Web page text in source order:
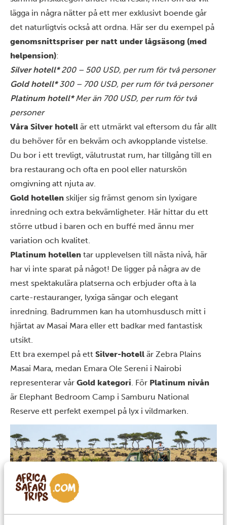
lägga in några nätter på ett mer exklusivt boende går
det naturligtvis också att ordna. Här ser du exempel på
genomsnittspriser per natt under lågsäsong (med
helpension):
Silver hotell* 200 – 500 USD, per rum för två personer
Gold hotell* 300 – 700 USD, per rum för två personer
Platinum hotell* Mer än 700 USD, per rum för två
personer
Våra Silver hotell är ett utmärkt val eftersom du får allt
du behöver för en bekväm och avkopplande vistelse.
Du bor i ett trevligt, välutrustat rum, har tillgång till en
bra restaurang och ofta en pool eller naturskön
omgivning att njuta av.
Gold hotellen skiljer sig främst genom sin lyxigare
inredning och extra bekvämligheter. Här hittar du ett
större utbud i baren och en buffé med ännu mer
variation och kvalitet.
Platinum hotellen tar upplevelsen till nästa nivå, här
har vi inte sparat på något! De ligger på några av de
mest spektakulära platserna och erbjuder ofta à la
carte-restauranger, lyxiga sängar och elegant
inredning. Badrummen kan ha utomhusdusch mitt i
hjärtat av Masai Mara eller ett badkar med fantastisk
utsikt.
Ett bra exempel på ett Silver-hotell är Zebra Plains
Masai Mara, medan Emara Ole Sereni i Nairobi
representerar vår Gold kategori. För Platinum nivån
är Elephant Bedroom Camp i Samburu National
Reserve ett perfekt exempel på lyx i vildmarken.